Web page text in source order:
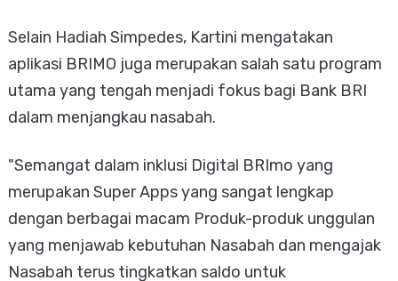
Selain Hadiah Simpedes, Kartini mengatakan
aplikasi BRIMO juga merupakan salah satu program
utama yang tengah menjadi fokus bagi Bank BRI
dalam menjangkau nasabah.
"Semangat dalam inklusi Digital BRImo yang
merupakan Super Apps yang sangat lengkap
dengan berbagai macam Produk-produk unggulan
yang menjawab kebutuhan Nasabah dan mengajak
Nasabah terus tingkatkan saldo untuk